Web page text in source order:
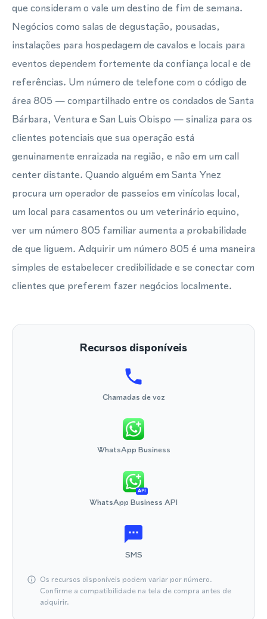
que consideram o vale um destino de fim de semana.
Negócios como salas de degustação, pousadas,
instalações para hospedagem de cavalos e locais para
eventos dependem fortemente da confiança local e de
referências. Um número de telefone com o código de
área 805 — compartilhado entre os condados de Santa
Bárbara, Ventura e San Luis Obispo — sinaliza para os
clientes potenciais que sua operação está
genuinamente enraizada na região, e não em um call
center distante. Quando alguém em Santa Ynez
procura um operador de passeios em vinícolas local,
um local para casamentos ou um veterinário equino,
ver um número 805 familiar aumenta a probabilidade
de que liguem. Adquirir um número 805 é uma maneira
simples de estabelecer credibilidade e se conectar com
clientes que preferem fazer negócios localmente.
Recursos disponíveis
Chamadas de voz
WhatsApp Business
API
WhatsApp Business API
SMS
Os recursos disponíveis podem variar por número.
Confirme a compatibilidade na tela de compra antes de
adquirir.